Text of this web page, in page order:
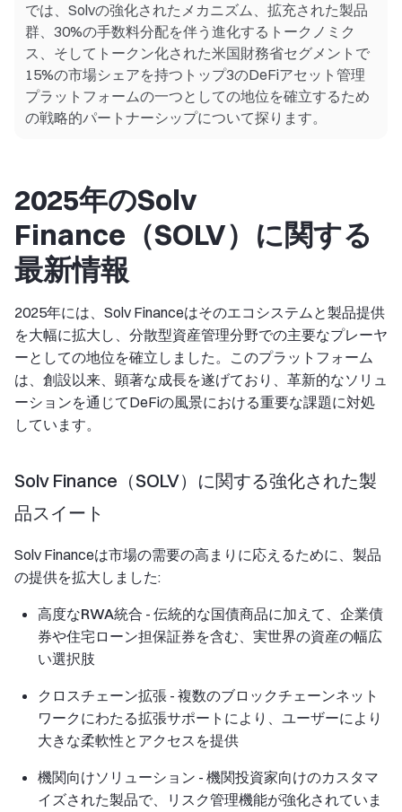
では、Solvの強化されたメカニズム、拡充された製品
群、30%の手数料分配を伴う進化するトークノミク
ス、そしてトークン化された米国財務省セグメントで
15%の市場シェアを持つトップ3のDeFiアセット管理
プラットフォームの一つとしての地位を確立するため
の戦略的パートナーシップについて探ります。
2025年のSolv
Finance（SOLV）に関する
最新情報
2025年には、Solv Financeはそのエコシステムと製品提供
を大幅に拡大し、分散型資産管理分野での主要なプレーヤ
ーとしての地位を確立しました。このプラットフォーム
は、創設以来、顕著な成長を遂げており、革新的なソリュ
ーションを通じてDeFiの風景における重要な課題に対処
しています。
Solv Finance（SOLV）に関する強化された製
品スイート
Solv Financeは市場の需要の高まりに応えるために、製品
の提供を拡大しました:
高度なRWA統合 - 伝統的な国債商品に加えて、企業債
券や住宅ローン担保証券を含む、実世界の資産の幅広
い選択肢
クロスチェーン拡張 - 複数のブロックチェーンネット
ワークにわたる拡張サポートにより、ユーザーにより
大きな柔軟性とアクセスを提供
機関向けソリューション - 機関投資家向けのカスタマ
イズされた製品で、リスク管理機能が強化されていま